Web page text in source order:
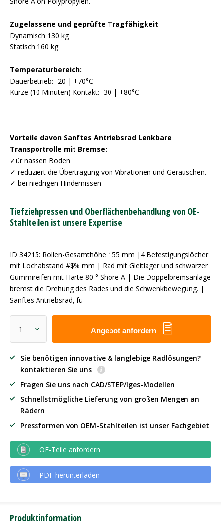
Zugelassene und geprüfte Tragfähigkeit
Dynamisch 130 kg
Statisch 160 kg
Temperaturbereich:
Dauerbetrieb: -20 | +70°C
Kurze (10 Minuten) Kontakt: -30 | +80°C
Vorteile davon Sanftes Antriebsrad Lenkbare
Transportrolle mit Bremse:
✓ür nassen Boden
✓ reduziert die Übertragung von Vibrationen und Geräuschen.
✓ bei niedrigen Hindernissen
Tiefziehpressen und Oberflächenbehandlung von OE-
Stahlteilen ist unsere Expertise
ID 34215: Rollen-Gesamthöhe 155 mm |4 Befestigungslöcher
mit Lochabstand #$% mm | Rad mit Gleitlager und schwarzer
Gummireifen mit Härte 80 ° Shore A | Die Doppelbremsanlage
bremst die Drehung des Rades und die Schwenkbewegung. |
Sanftes Antriebsrad, fü
Angebot anfordern
Sie benötigen innovative & langlebige Radlösungen?
kontaktieren Sie uns
Fragen Sie uns nach CAD/STEP/Iges-Modellen
Schnellstmögliche Lieferung von großen Mengen an
Rädern
Pressformen von OEM-Stahlteilen ist unser Fachgebiet
OE-Teile anfordern
PDF herunterladen
Produktinformation